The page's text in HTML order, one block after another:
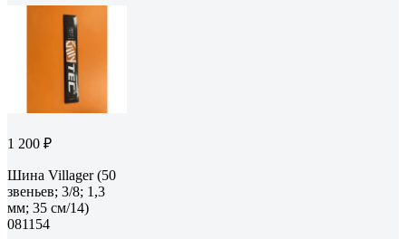
1 200 ₽
Шина Villager (50
звеньев; 3/8; 1,3
мм; 35 см/14)
081154